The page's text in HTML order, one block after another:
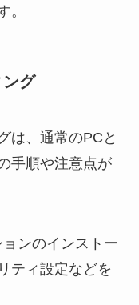
。
グ
は、通常のPCと
手順や注意点が
ンのインストー
ティ設定などを